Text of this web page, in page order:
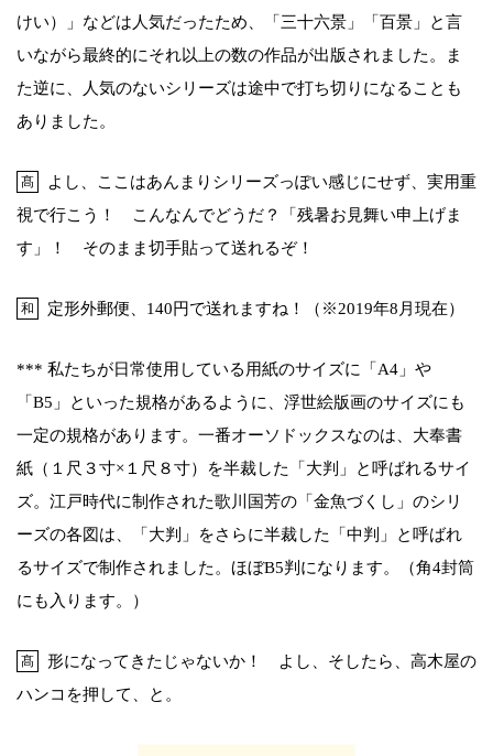
けい）」などは人気だったため、「三十六景」「百景」と言
いながら最終的にそれ以上の数の作品が出版されました。ま
た逆に、人気のないシリーズは途中で打ち切りになることも
ありました。
髙
よし、ここはあんまりシリーズっぽい感じにせず、実用重
視で行こう！ こんなんでどうだ？「残暑お見舞い申上げま
す」！ そのまま切手貼って送れるぞ！
和 定形外郵便、140円で送れますね！（※2019年8月現在）
*** 私たちが日常使用している用紙のサイズに「A4」や
「B5」といった規格があるように、浮世絵版画のサイズにも
一定の規格があります。一番オーソドックスなのは、大奉書
紙（１尺３寸×１尺８寸）を半裁した「大判」と呼ばれるサイ
ズ。江戸時代に制作された歌川国芳の「金魚づくし」のシリ
ーズの各図は、「大判」をさらに半裁した「中判」と呼ばれ
るサイズで制作されました。ほぼB5判になります。（角4封筒
にも入ります。）
髙
形になってきたじゃないか！ よし、そしたら、高木屋の
ハンコを押して、と。